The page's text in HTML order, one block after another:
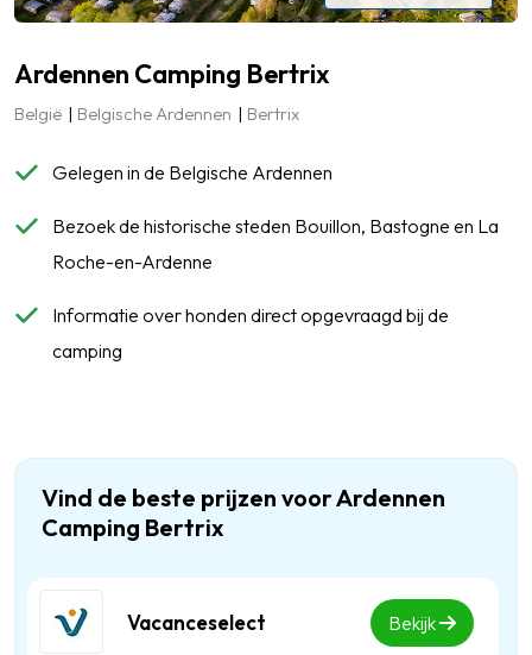
Ardennen Camping Bertrix
België Belgische Ardennen Bertrix
Gelegen in de Belgische Ardennen
Bezoek de historische steden Bouillon, Bastogne en La
Roche-en-Ardenne
Informatie over honden direct opgevraagd bij de
camping
Vind de beste prijzen voor Ardennen
Camping Bertrix
Vacanceselect Bekijk